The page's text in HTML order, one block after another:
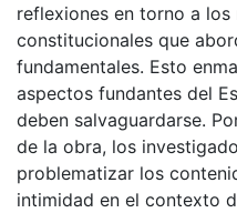
reflexiones en torno a los
constitucionales que
fundamentales. Esto
aspectos fundantes del
deben salvaguardarse.
de la obra, los
problematizar los
intimidad en el contexto